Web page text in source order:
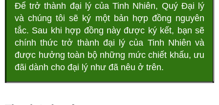
Để trở thành đại lý của Tinh Nhiên, Quý Đại lý
và chúng tôi sẽ ký một bản hợp đồng nguyên
tắc. Sau khi hợp đồng này được ký kết, bạn sẽ
chính thức trở thành đại lý của Tinh Nhiên và
được hưởng toàn bộ những mức chiết khấu, ưu
đãi dành cho đại lý như đã nêu ở trên.